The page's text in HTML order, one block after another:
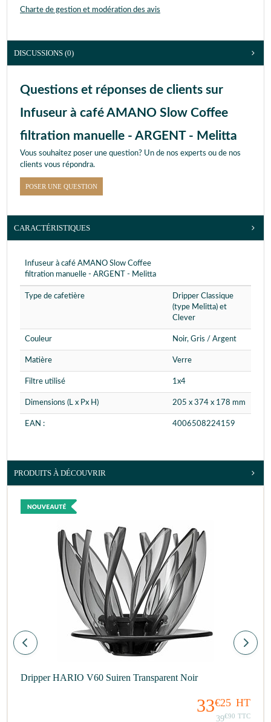
Charte de gestion et modération des avis
DISCUSSIONS (0)
Questions et réponses de clients sur
Infuseur à café AMANO Slow Coffee
filtration manuelle - ARGENT - Melitta
Vous souhaitez poser une question? Un de nos experts ou de nos
clients vous répondra.
POSER UNE QUESTION
CARACTÉRISTIQUES
Infuseur à café AMANO Slow Coffee
filtration manuelle - ARGENT - Melitta
Type de cafetière
Dripper Classique
(type Melitta) et
Clever
Couleur Noir, Gris / Argent
Matière Verre
Filtre utilisé 1x4
Dimensions (L x Px H) 205 x 374 x 178 mm
EAN : 4006508224159
PRODUITS À DÉCOUVRIR
Dripper HARIO V60 Suiren Transparent Noir
33€25 HT
39€90 TTC